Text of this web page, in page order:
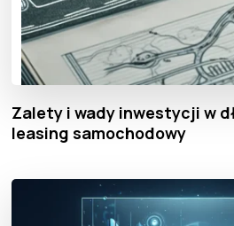
Zalety i wady inwestycji w
leasing samochodowy